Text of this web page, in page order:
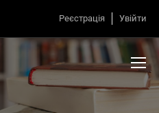
Реєстрація Увійти